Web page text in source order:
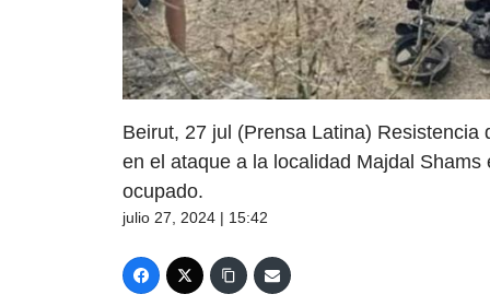
Beirut, 27 jul (Prensa Latina)
en el ataque a la localidad Majdal
ocupado.
julio 27, 2024 | 15:42